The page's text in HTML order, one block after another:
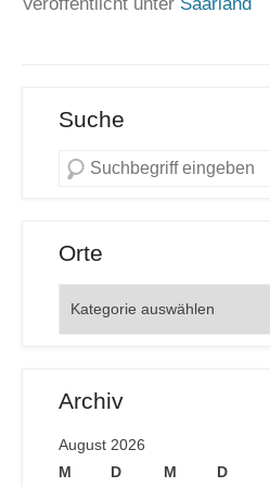
Suche
Orte
Archiv
August 2026
M
D M D